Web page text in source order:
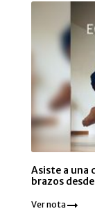
Asiste a una
brazos
Ver nota